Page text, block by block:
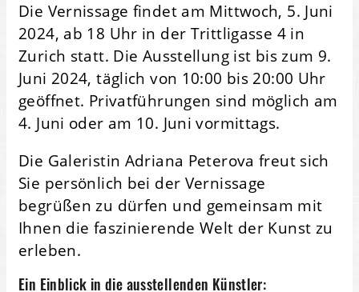
Die Vernissage findet am Mittwoch, 5. Juni
2024, ab 18 Uhr in der Trittligasse 4 in
Zurich statt. Die Ausstellung ist bis zum 9.
Juni 2024, täglich von 10:00 bis 20:00 Uhr
geöffnet. Privatführungen sind möglich am
4. Juni oder am 10. Juni vormittags.
Die Galeristin Adriana Peterova freut sich
Sie persönlich bei der Vernissage
begrüßen zu dürfen und gemeinsam mit
Ihnen die faszinierende Welt der Kunst zu
erleben.
Ein Einblick in die ausstellenden Künstler: